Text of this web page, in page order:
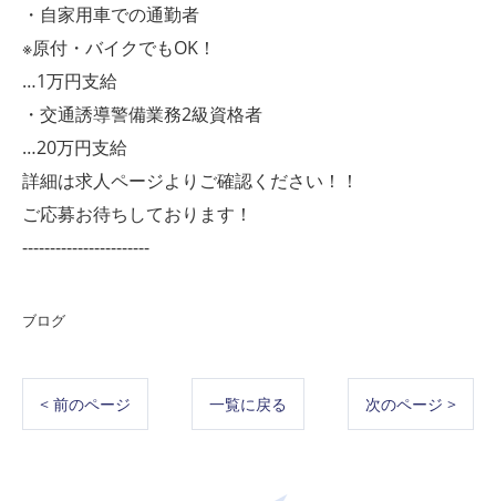
・自家用車での通勤者
※原付・バイクでもOK！
…1万円支給
・交通誘導警備業務2級資格者
…20万円支給
詳細は求人ページよりご確認ください！！
ご応募お待ちしております！
-----------------------
ブログ
< 前のページ 一覧に戻る 次のページ >